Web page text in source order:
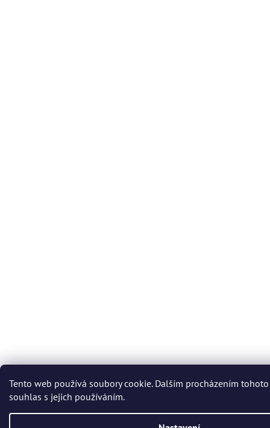
Tento web používá soubory cookie. Dalším procházením
souhlas s jejich používáním.